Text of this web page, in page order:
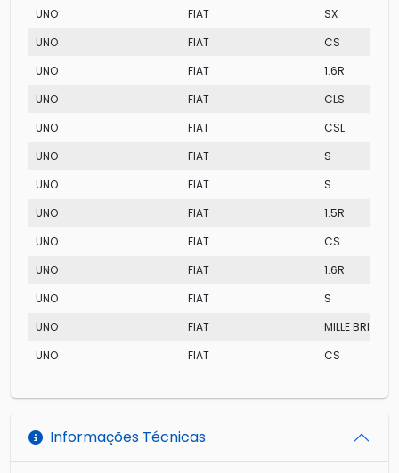
UNO FIAT
SX
UNO
FIAT
CS
UNO
FIAT
1.6R
UNO
FIAT
CLS
UNO
FIAT
CSL
UNO
FIAT
S
UNO
FIAT
S
UNO
FIAT
1.5R
UNO
FIAT
CS
UNO
FIAT
1.6R
UNO
FIAT
S
UNO
FIAT
MILLE BRIO
UNO
FIAT CS
Informações Técnicas